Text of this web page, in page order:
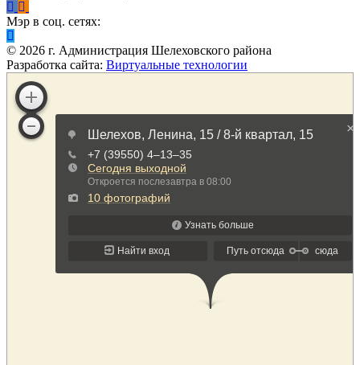
Мэр в соц. сетях:
© 2026 г. Администрация Шелеховского района
Разработка сайта: Виртуальные технологии